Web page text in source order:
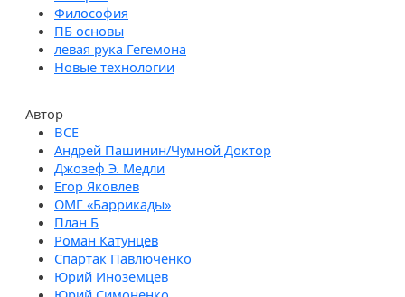
Философия
ПБ основы
левая рука Гегемона
Новые технологии
Автор
Андрей Пашинин/Чумной Доктор
Джозеф Э. Медли
Егор Яковлев
ОМГ «Баррикады»
План Б
Роман Катунцев
Спартак Павлюченко
Юрий Иноземцев